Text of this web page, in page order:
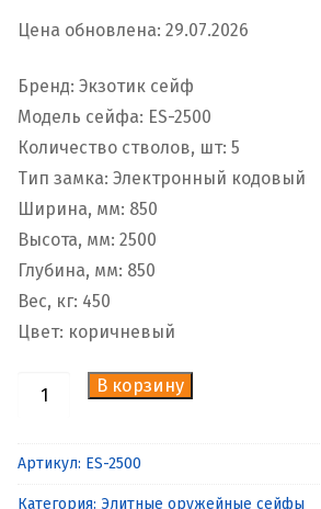
Цена обновлена: 29.07.2026
Бренд: Экзотик сейф
Модель сейфа: ES-2500
Количество стволов, шт: 5
Тип замка: Электронный кодовый
Ширина, мм: 850
Высота, мм: 2500
Глубина, мм: 850
Вес, кг: 450
Цвет: коричневый
Количество
сейф
В корзину
Артикул: ES-2500
Категория: Элитные оружейные сейфы